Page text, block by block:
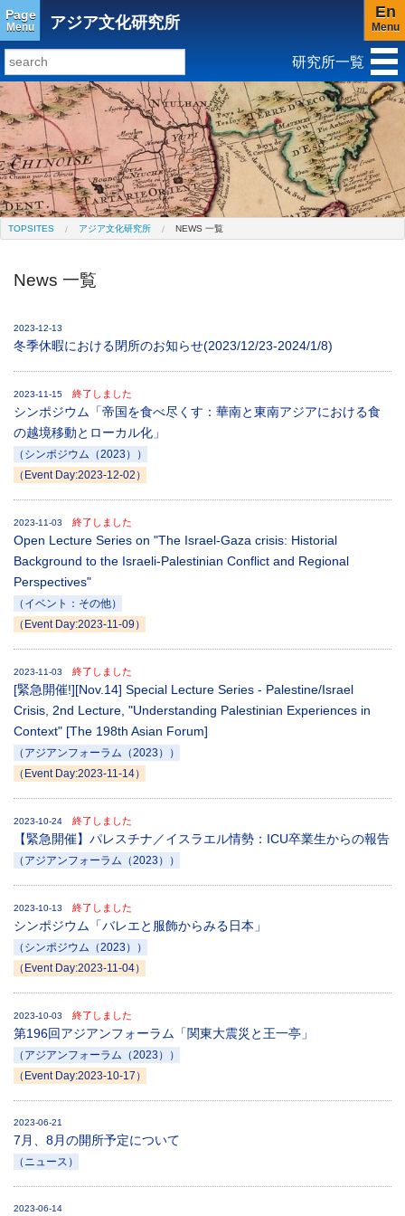
Page
Menu アジア文化研究所
En
Menu
研究所トップ 教育研究所 社会科学研究所
キリスト教と文化研究所 アジア文化研究所
平和研究所 ジェンダー研究センター
研究所一覧
TOPSITES アジア文化研究所 NEWS 一覧
News 一覧
2023-12-13
冬季休暇における閉所のお知らせ(2023/12/23-2024/1/8)
2023-11-15 終了しました
シンポジウム「帝国を食べ尽くす：華南と東南アジアにおける食
の越境移動とローカル化」
（シンポジウム（2023））
（Event Day:2023-12-02）
2023-11-03 終了しました
Open Lecture Series on "The Israel-Gaza crisis: Historial
Background to the Israeli-Palestinian Conflict and Regional
Perspectives"
（イベント：その他）
（Event Day:2023-11-09）
2023-11-03 終了しました
[緊急開催!][Nov.14] Special Lecture Series - Palestine/Israel
Crisis, 2nd Lecture, "Understanding Palestinian Experiences in
Context" [The 198th Asian Forum]
（アジアンフォーラム（2023））
（Event Day:2023-11-14）
2023-10-24 終了しました
【緊急開催】パレスチナ／イスラエル情勢：ICU卒業生からの報告
（アジアンフォーラム（2023））
2023-10-13 終了しました
シンポジウム「バレエと服飾からみる日本」
（シンポジウム（2023））
（Event Day:2023-11-04）
2023-10-03 終了しました
第196回アジアンフォーラム「関東大震災と王一亭」
（アジアンフォーラム（2023））
（Event Day:2023-10-17）
2023-06-21
7月、8月の開所予定について
（ニュース）
2023-06-14